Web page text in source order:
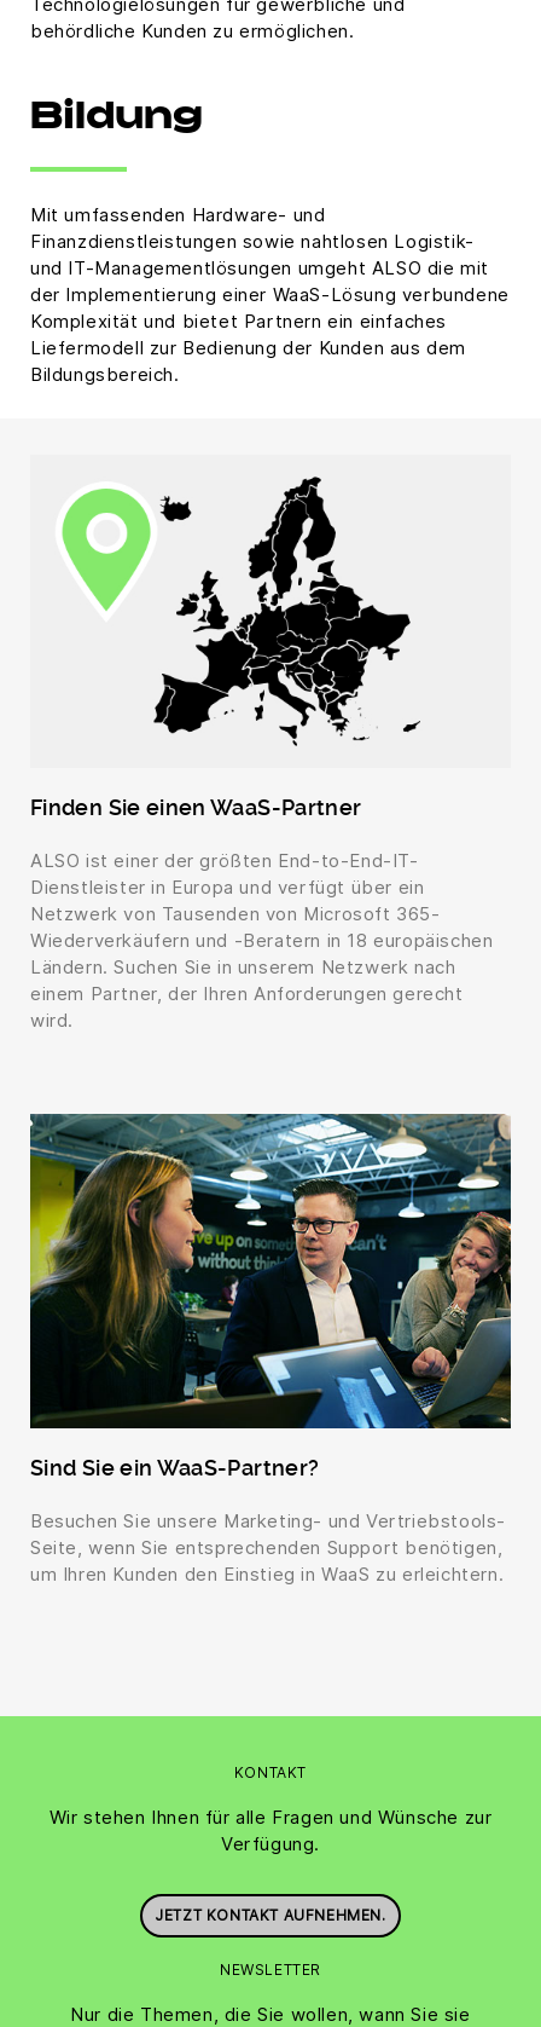
behördliche Kunden zu ermöglichen.
Bildung
Mit umfassenden Hardware- und
Finanzdienstleistungen sowie nahtlosen Logistik-
und IT-Managementlösungen umgeht ALSO die mit
der Implementierung einer WaaS-Lösung verbundene
Komplexität und bietet Partnern ein einfaches
Liefermodell zur Bedienung der Kunden aus dem
Bildungsbereich.
Finden Sie einen WaaS-Partner
ALSO ist einer der größten End-to-End-IT-
Dienstleister in Europa und verfügt über ein
Netzwerk von Tausenden von Microsoft 365-
Wiederverkäufern und -Beratern in 18 europäischen
Ländern. Suchen Sie in unserem Netzwerk nach
einem Partner, der Ihren Anforderungen gerecht
wird.
Sind Sie ein WaaS-Partner?
Besuchen Sie unsere Marketing- und Vertriebstools-
Seite, wenn Sie entsprechenden Support benötigen,
um Ihren Kunden den Einstieg in WaaS zu erleichtern.
KONTAKT
Wir stehen Ihnen für alle Fragen und Wünsche zur
Verfügung.
JETZT KONTAKT AUFNEHMEN.
NEWSLETTER
Nur die Themen, die Sie wollen, wann Sie sie